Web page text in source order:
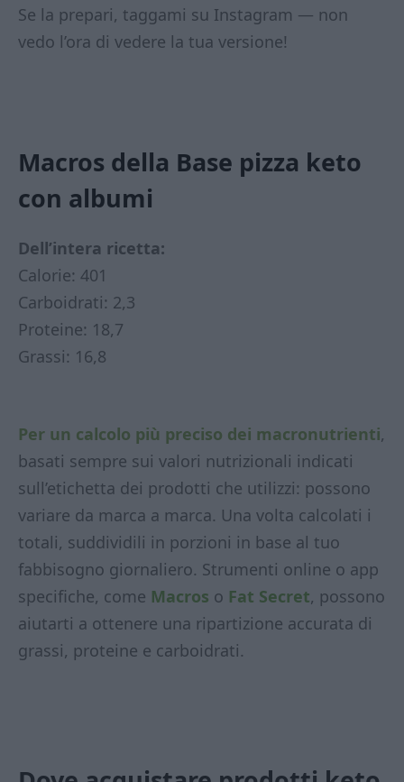
Se la prepari, taggami su Instagram — non
vedo l’ora di vedere la tua versione!
Macros della Base pizza keto
con albumi
Dell’intera ricetta:
Calorie: 401
Carboidrati: 2,3
Proteine: 18,7
Grassi: 16,8
Per un calcolo più preciso dei macronutrienti,
basati sempre sui valori nutrizionali indicati
sull’etichetta dei prodotti che utilizzi: possono
variare da marca a marca. Una volta calcolati i
totali, suddividili in porzioni in base al tuo
fabbisogno giornaliero. Strumenti online o app
specifiche, come Macros o Fat Secret, possono
aiutarti a ottenere una ripartizione accurata di
grassi, proteine e carboidrati.